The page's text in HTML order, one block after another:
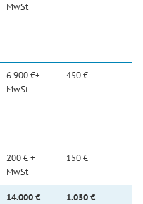
14.000 €
1.050 €
MwSt
6.900 €+
MwSt
450 €
200 € +
MwSt
150 €